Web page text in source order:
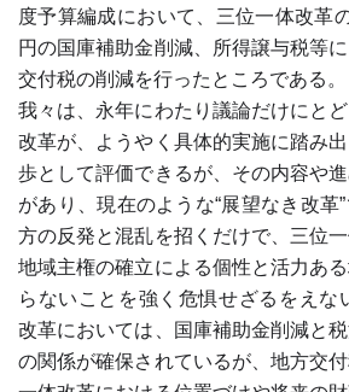
度予算編成において、三位一体改革
円の国庫補助金削減、所得譲与税等
交付税の削減を行ったところである。
我々は、永年にわたり議論だけにと
改革が、ようやく具体的実施に踏み
歩として評価できるが、その内容や
があり、現在のような“展望なき改革
方の反発と混乱を招くだけで、三位
地域主権の確立による個性と活力あ
らないことを強く危惧せざるをえな
改革においては、国庫補助金削減と
の関係が確保されているが、地方交